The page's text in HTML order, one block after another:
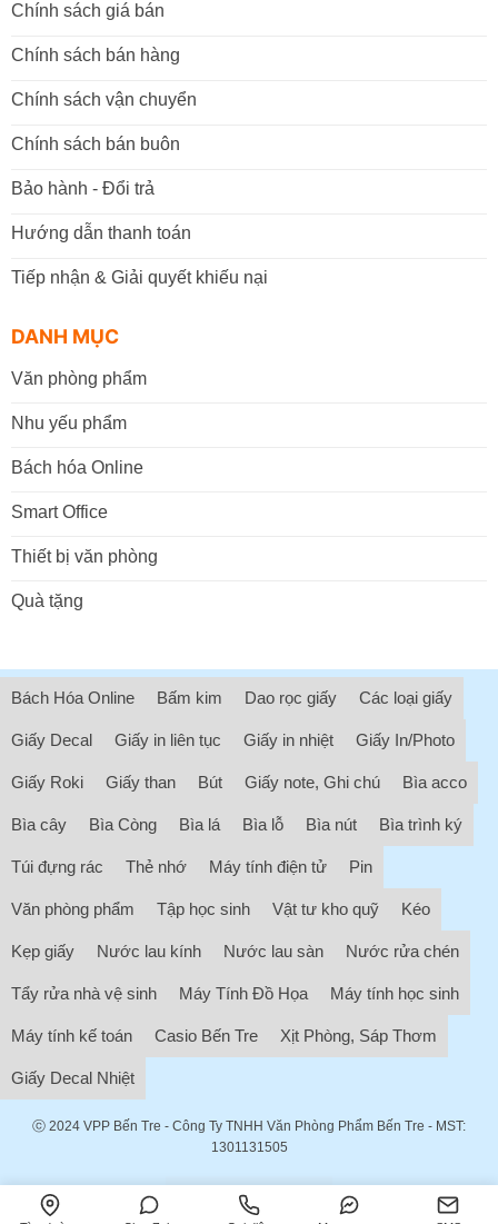
Chính sách giá bán
Chính sách bán hàng
Chính sách vận chuyển
Chính sách bán buôn
Bảo hành - Đổi trả
Hướng dẫn thanh toán
Tiếp nhận & Giải quyết khiếu nại
DANH MỤC
Văn phòng phẩm
Nhu yếu phẩm
Bách hóa Online
Smart Office
Thiết bị văn phòng
Quà tặng
Bách Hóa Online Bấm kim Dao rọc giấy Các loại giấy
Giấy Decal Giấy in liên tục Giấy in nhiệt Giấy In/Photo
Giấy Roki Giấy than Bút Giấy note, Ghi chú Bìa acco
Bìa cây Bìa Còng Bìa lá Bìa lỗ Bìa nút Bìa trình ký
Túi đựng rác Thẻ nhớ Máy tính điện tử Pin
Văn phòng phẩm Tập học sinh Vật tư kho quỹ Kéo
Kẹp giấy Nước lau kính Nước lau sàn Nước rửa chén
Tẩy rửa nhà vệ sinh Máy Tính Đồ Họa Máy tính học sinh
Máy tính kế toán Casio Bến Tre Xịt Phòng, Sáp Thơm
Giấy Decal Nhiệt
ⓒ 2024 VPP Bến Tre - Công Ty TNHH Văn Phòng Phẩm Bến Tre - MST:
1301131505